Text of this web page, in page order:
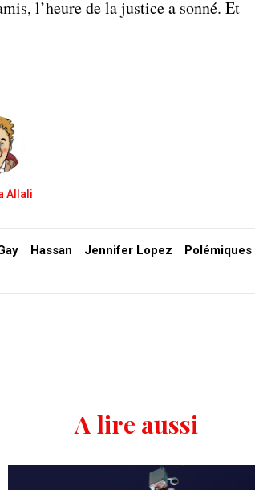
l’heure de la justice a sonné. Et
Allali
Hassan Jennifer Lopez
Polémiques
A lire aussi